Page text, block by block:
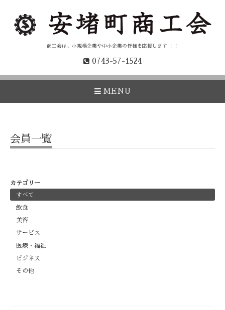
商工会は、小規模企業や中小企業の皆様を応援します ！！
0743-57-1524
MENU
会員一覧
カテゴリー
すべて
飲食
美容
サービス
医療・福祉
ビジネス
その他